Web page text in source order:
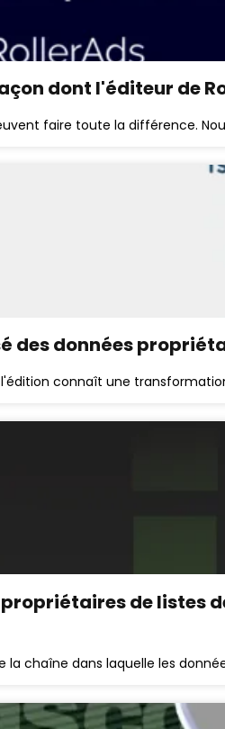
dont l'éditeur de
faire toute la différence.
des données
connaît une
propriétaires de listes
la chaîne dans laquelle les